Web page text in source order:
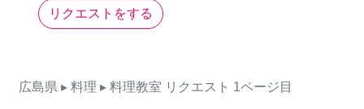
リクエストをする
広島県 ▸ 料理 ▸ 料理教室 リクエスト 1ページ目